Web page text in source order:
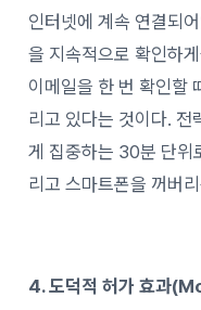
인터넷에 계속 연결되
을 지속적으로 확인하
이메일을 한 번 확인할
리고 있다는 것이다. 전
게 집중하는 30분 단
리고 스마트폰을 꺼버
4. 도덕적 허가 효과